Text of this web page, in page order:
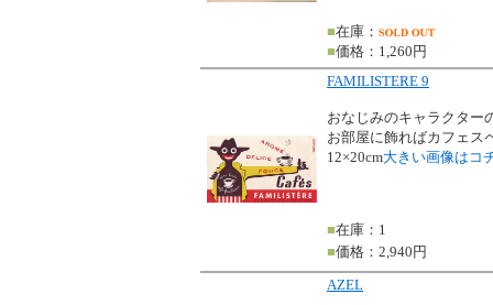
■在庫：
■価格：1,260円
FAMILISTERE 9
おなじみのキャラクター
お部屋に飾ればカフェス
12×20cm大きい画像はコ
■在庫：1
■価格：2,940円
AZEL